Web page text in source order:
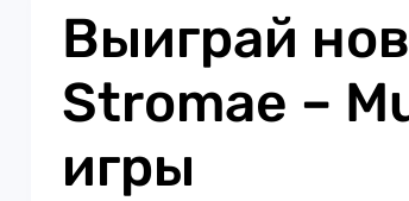
Выиграй
Stromae –
игры